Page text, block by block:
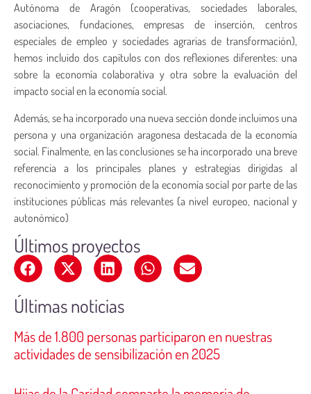
Autónoma de Aragón (cooperativas, sociedades laborales,
asociaciones, fundaciones, empresas de inserción, centros
especiales de empleo y sociedades agrarias de transformación),
hemos incluido dos capítulos con dos reflexiones diferentes: una
sobre la economía colaborativa y otra sobre la evaluación del
impacto social en la economía social.
Además, se ha incorporado una nueva sección donde incluimos una
persona y una organización aragonesa destacada de la economía
social. Finalmente, en las conclusiones se ha incorporado una breve
referencia a los principales planes y estrategias dirigidas al
reconocimiento y promoción de la economía social por parte de las
instituciones públicas más relevantes (a nivel europeo, nacional y
autonómico)
Últimos proyectos
Últimas noticias
Más de 1.800 personas participaron en nuestras
actividades de sensibilización en 2025